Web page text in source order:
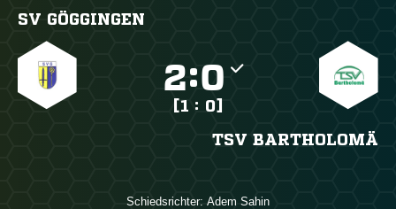
SV GÖGGINGEN
:
[1 : 0]
TSV BARTHOLOMÄ
Schiedsrichter:  